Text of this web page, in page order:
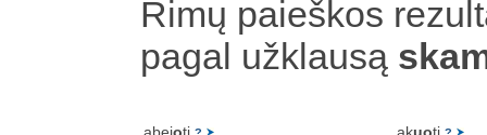
Rimų paieškos
pagal užklausą
abejoti ? akuoti ?